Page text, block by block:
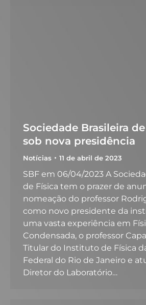
Sociedade Brasileira
sob nova presidência
Notícias 11 de abril de 2023
SBF em 06/04/2023 A
de Física tem o prazer de
nomeação do professor
como novo presidente da
uma vasta experiência em
Condensada, o professor
Titular do Instituto de Física
Federal do Rio de Janeiro e
Diretor do Laboratório…